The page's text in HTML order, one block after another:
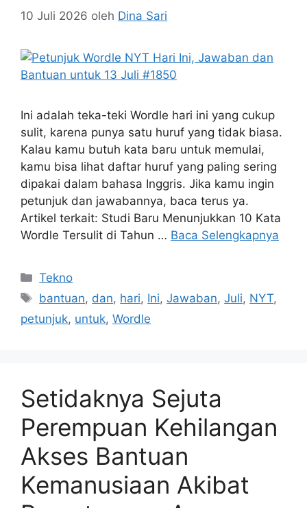
10 Juli 2026 oleh Dina Sari
Ini adalah teka-teki Wordle hari ini yang cukup
sulit, karena punya satu huruf yang tidak biasa.
Kalau kamu butuh kata baru untuk memulai,
kamu bisa lihat daftar huruf yang paling sering
dipakai dalam bahasa Inggris. Jika kamu ingin
petunjuk dan jawabannya, baca terus ya.
Artikel terkait: Studi Baru Menunjukkan 10 Kata
Wordle Tersulit di Tahun … Baca Selengkapnya
Kategori
Tekno
Tag
bantuan, dan, hari, Ini,Jawaban,Juli, NYT,
petunjuk, untuk, Wordle
Setidaknya Sejuta
Perempuan Kehilangan
Akses Bantuan
Kemanusiaan Akibat